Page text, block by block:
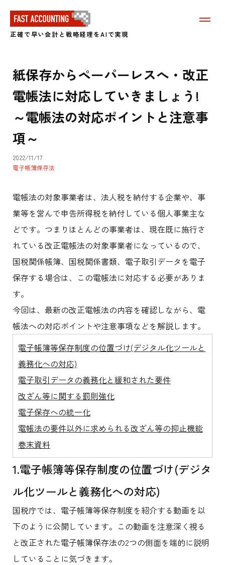
正確で早い会計と戦略経理をAIで実現
メ
表
示
紙保存からペーパーレスへ・改正
電帳法に対応していきましょう!
～電帳法の対応ポイントと注意事
項～
2022/11/17
電子帳簿保存法
電帳法の対象事業者は、法人税を納付する企業や、事
業等を営んで申告所得税を納付している個人事業主な
どです。つまりほとんどの事業者は、現在既に施行さ
れている改正電帳法の対象事業者になっているので、
国税関係帳簿、国税関係書類、電子取引データを電子
保存する場合は、この電帳法に対応する必要がありま
す。
今回は、最新の改正電帳法の内容を確認しながら、電
帳法への対応ポイントや注意事項などを解説します。
電子帳簿等保存制度の位置づけ(デジタル化ツールと
義務化への対応)
電子取引データの義務化と緩和された要件
改ざん等に関する罰則強化
電子保存への統一化
電帳法の要件以外に求められる改ざん等の抑止機能
巻末資料
1.電子帳簿等保存制度の位置づけ(デジタ
ル化ツールと義務化への対応)
国税庁では、電子帳簿等保存制度を紹介する動画を以
下のように公開しています。この動画を注意深く視る
と改正された電子帳簿保存法の2つの側面を端的に説明
していることに気づきます。